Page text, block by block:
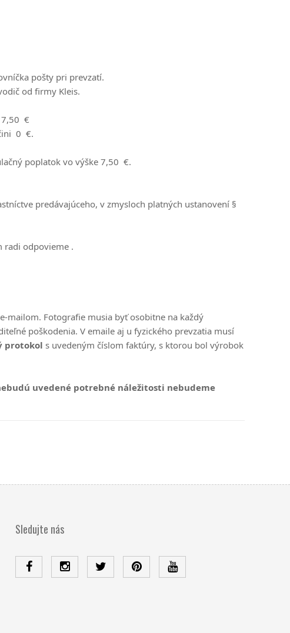
pošty pri prevzatí.
od firmy Kleis.
7,50 €
0 €.
poplatok vo výške 7,50 €.
predávajúceho, v zmysloch platných ustanovení §
radi odpovieme .
mailom. Fotografie musia byť osobitne na každý
poškodenia. V emaile aj u fyzického prevzatia musí
protokol s uvedeným číslom faktúry, s ktorou bol výrobok
uvedené potrebné náležitosti nebudeme
Sledujte nás